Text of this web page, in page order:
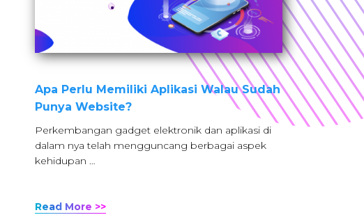
Apa Perlu Memiliki Aplikasi Walau Sudah
Punya Website?
Perkembangan gadget elektronik dan aplikasi di
dalam nya telah mengguncang berbagai aspek
kehidupan …
Read More >>